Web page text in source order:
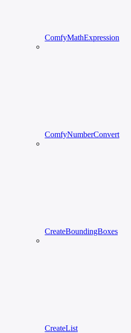
ComfyMathExpression
ComfyNumberConvert
CreateBoundingBoxes
CreateList